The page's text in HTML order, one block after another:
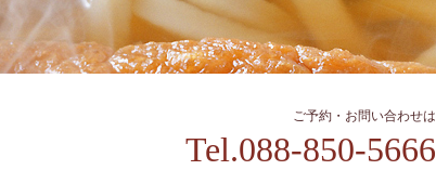
ご予約・お問い合わせは
Tel.088-850-5666